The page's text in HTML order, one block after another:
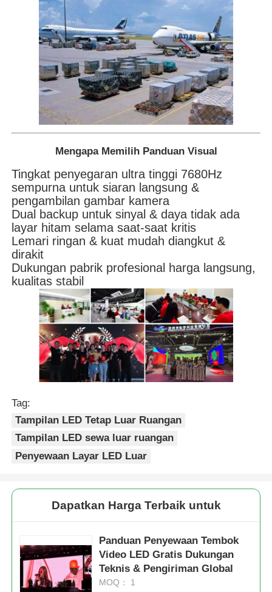
Mengapa Memilih Panduan Visual
Tingkat penyegaran ultra tinggi 7680Hz
sempurna untuk siaran langsung &
pengambilan gambar kamera
Dual backup untuk sinyal & daya tidak ada
layar hitam selama saat-saat kritis
Lemari ringan & kuat mudah diangkut &
dirakit
Dukungan pabrik profesional harga langsung,
kualitas stabil
Tag:
Tampilan LED Tetap Luar Ruangan
Tampilan LED sewa luar ruangan
Penyewaan Layar LED Luar
Dapatkan Harga Terbaik untuk
Panduan Penyewaan Tembok
Video LED Gratis Dukungan
Teknis & Pengiriman Global
MOQ： 1